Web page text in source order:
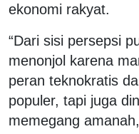
ekonomi rakyat.
“Dari sisi persepsi
menonjol karena
peran teknokratis
populer, tapi juga
memegang